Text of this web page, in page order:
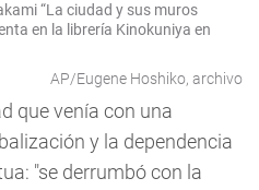
“La ciudad y sus muros
en la librería Kinokuniya en
AP/Eugene Hoshiko, archivo
que venía con una
y la dependencia
"se derrumbó con la